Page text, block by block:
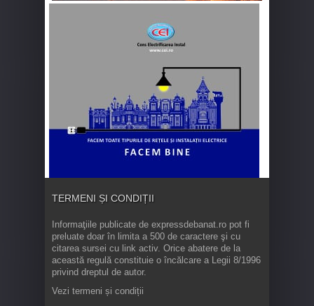
TERMENI ȘI CONDIȚII
Informaţiile publicate de expressdebanat.ro pot fi
preluate doar în limita a 500 de caractere şi cu
citarea sursei cu link activ. Orice abatere de la
această regulă constituie o încălcare a Legii 8/1996
privind dreptul de autor.
Vezi termeni și condiții